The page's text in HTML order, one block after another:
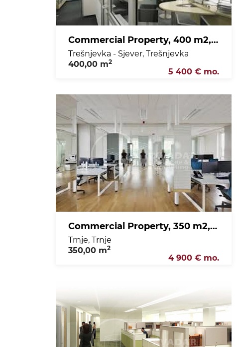
Commercial Property, 400 m2, For Rent, Trešnjevka - Sjever - Trešnjevka
Trešnjevka - Sjever, Trešnjevka
400,00 m2
5 400 € mo.
Commercial Property, 350 m2, For Rent, Trnje - Trnje
Trnje, Trnje
350,00 m2
4 900 € mo.